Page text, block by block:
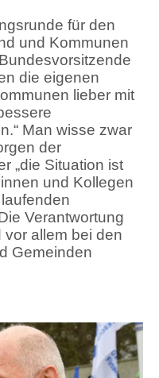
für den
und Kommunen
die eigenen
lieber mit
Man wisse zwar
der
„die Situation ist
und Kollegen
Verantwortung
vor allem bei den
Gemeinden